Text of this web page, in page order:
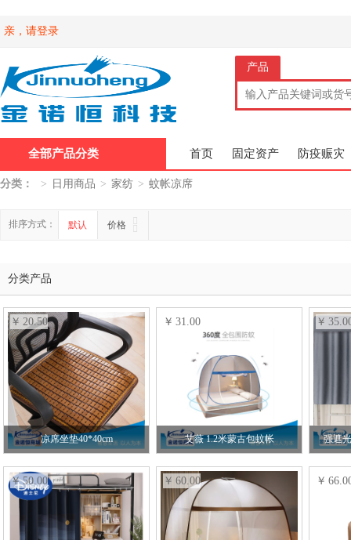
亲，请登录
产品
全部产品分类 首页 固定资产 防疫赈灾
分类： > 日用商品 > 家纺 > 蚊帐凉席
排序方式： 默认 价格
分类产品
凉席坐垫40*40cm
20.50
艾薇 1.2米蒙古包蚊帐
31.00
强遮
50.00 60.00